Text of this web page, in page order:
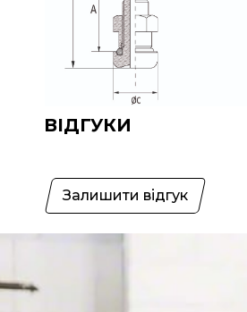
ВІДГУКИ
Залишити відгук